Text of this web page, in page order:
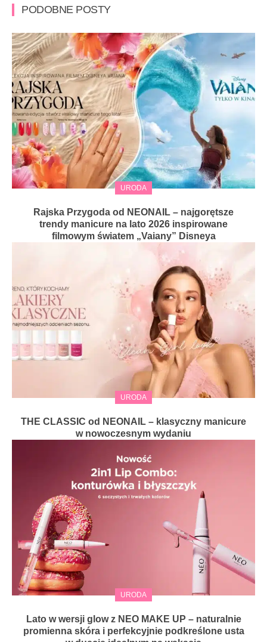
PODOBNE POSTY
URODA
Rajska Przygoda od NEONAIL – najgorętsze
trendy manicure na lato 2026 inspirowane
filmowym światem „Vaiany” Disneya
URODA
THE CLASSIC od NEONAIL – klasyczny manicure
w nowoczesnym wydaniu
URODA
Lato w wersji glow z NEO MAKE UP – naturalnie
promienna skóra i perfekcyjnie podkreślone usta